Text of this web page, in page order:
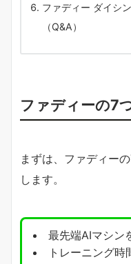
ファディー ダイシ
（Q&A）
ファディーの7
まずは、ファディー
します。
最先端AIマシン
トレーニング時